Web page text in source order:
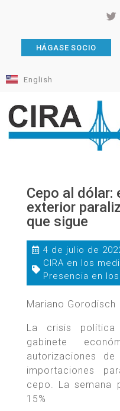
HÁGASE SOCIO
English
Cepo al dólar:
exterior
que sigue
4 de julio de
CIRA en los
Presencia en
Mariano Gorodisch
La crisis
gabinete
autorizaciones
importaciones
cepo. La semana
15%